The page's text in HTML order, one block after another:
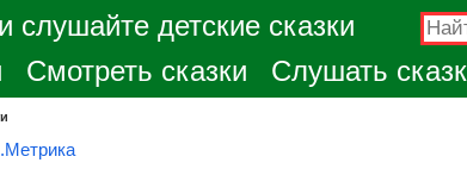
слушайте детские сказки
Смотреть сказки Слушать